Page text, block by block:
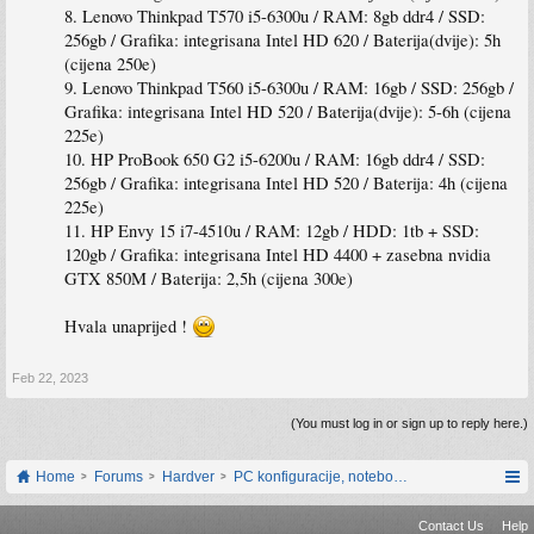
8. Lenovo Thinkpad T570 i5-6300u / RAM: 8gb ddr4 / SSD:
256gb / Grafika: integrisana Intel HD 620 / Baterija(dvije): 5h
(cijena 250e)
9. Lenovo Thinkpad T560 i5-6300u / RAM: 16gb / SSD: 256gb /
Grafika: integrisana Intel HD 520 / Baterija(dvije): 5-6h (cijena
225e)
10. HP ProBook 650 G2 i5-6200u / RAM: 16gb ddr4 / SSD:
256gb / Grafika: integrisana Intel HD 520 / Baterija: 4h (cijena
225e)
11. HP Envy 15 i7-4510u / RAM: 12gb / HDD: 1tb + SSD:
120gb / Grafika: integrisana Intel HD 4400 + zasebna nvidia
GTX 850M / Baterija: 2,5h (cijena 300e)
Hvala unaprijed !
Feb 22, 2023
(You must log in or sign up to reply here.)
Home Forums Hardver PC konfiguracije, notebook računari, servis
Contact Us Help